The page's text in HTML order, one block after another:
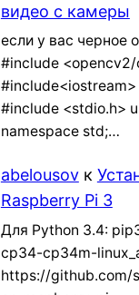
видео с камеры
если у вас черное
#include
#include <stdio.h>
namespace std;…
abelousovк
Raspberry Pi 3
Для Python 3.4:
cp34-cp34m-
https://github.com/